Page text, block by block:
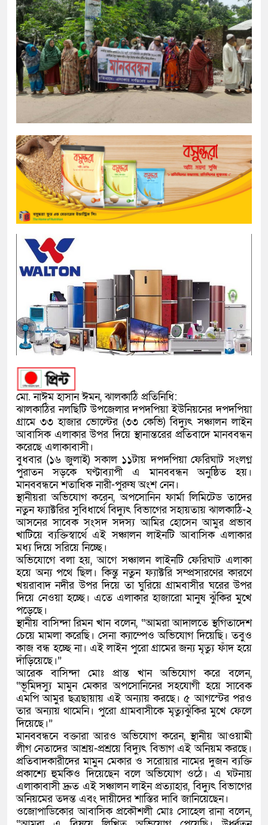
মো. নাঈম হাসান ঈমন, ঝালকাঠি প্রতিনিধি:
ঝালকাঠির নলছিটি উপজেলার দপদপিয়া ইউনিয়নের দপদপিয়া
গ্রামে ৩৩ হাজার ভোল্টের (৩৩ কেভি) বিদ্যুৎ সঞ্চালন লাইন
আবাসিক এলাকার উপর দিয়ে স্থানান্তরের প্রতিবাদে মানববন্ধন
করেছে এলাকাবাসী।
বুধবার (১৬ জুলাই) সকাল ১১টায় দপদপিয়া ফেরিঘাট সংলগ্ন
পুরাতন সড়কে ঘণ্টাব্যাপী এ মানববন্ধন অনুষ্ঠিত হয়।
মানববন্ধনে শতাধিক নারী-পুরুষ অংশ নেন।
স্থানীয়রা অভিযোগ করেন, অপসোনিন ফার্মা লিমিটেড তাদের
নতুন ফ্যাক্টরির সুবিধার্থে বিদ্যুৎ বিভাগের সহায়তায় ঝালকাঠি-২
আসনের সাবেক সংসদ সদস্য আমির হোসেন আমুর প্রভাব
খাটিয়ে ব্যক্তিস্বার্থে এই সঞ্চালন লাইনটি আবাসিক এলাকার
মধ্য দিয়ে সরিয়ে নিচ্ছে।
অভিযোগে বলা হয়, আগে সঞ্চালন লাইনটি ফেরিঘাট এলাকা
হয়ে অন্য পথে ছিল। কিন্তু নতুন ফ্যাক্টরি সম্প্রসারণের কারণে
খয়রাবাদ নদীর উপর দিয়ে তা ঘুরিয়ে গ্রামবাসীর ঘরের উপর
দিয়ে নেওয়া হচ্ছে। এতে এলাকার হাজারো মানুষ ঝুঁকির মুখে
পড়েছে।
স্থানীয় বাসিন্দা রিমন খান বলেন, “আমরা আদালতে স্থগিতাদেশ
চেয়ে মামলা করেছি। সেনা ক্যাম্পেও অভিযোগ দিয়েছি। তবুও
কাজ বন্ধ হচ্ছে না। এই লাইন পুরো গ্রামের জন্য মৃত্যু ফাঁদ হয়ে
দাঁড়িয়েছে।”
আরেক বাসিন্দা মোঃ প্রান্ত খান অভিযোগ করে বলেন,
“ভূমিদস্যু মামুন মেকার অপসোনিনের সহযোগী হয়ে সাবেক
এমপি আমুর ছত্রছায়ায় এই অন্যায় করছে। ৫ আগস্টের পরও
তার অন্যায় থামেনি। পুরো গ্রামবাসীকে মৃত্যুঝুঁকির মুখে ফেলে
দিয়েছে।”
মানববন্ধনে বক্তারা আরও অভিযোগ করেন, স্থানীয় আওয়ামী
লীগ নেতাদের আশ্রয়-প্রশ্রয়ে বিদ্যুৎ বিভাগ এই অনিয়ম করছে।
প্রতিবাদকারীদের মামুন মেকার ও সরোয়ার নামের দুজন ব্যক্তি
প্রকাশ্যে হুমকিও দিয়েছেন বলে অভিযোগ ওঠে। এ ঘটনায়
এলাকাবাসী দ্রুত এই সঞ্চালন লাইন প্রত্যাহার, বিদ্যুৎ বিভাগের
অনিয়মের তদন্ত এবং দায়ীদের শাস্তির দাবি জানিয়েছেন।
ওজোপাডিকোর আবাসিক প্রকৌশলী মোঃ সোহেল রানা বলেন,